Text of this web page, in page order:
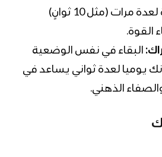
التكرار بثباتات قصيرة لعدة مرات (مثل 10 ثوانٍ)
القوة.
البقاء في نفس الوضعية
يوميا​ لعدة ثواني يساعد في
الذهني.